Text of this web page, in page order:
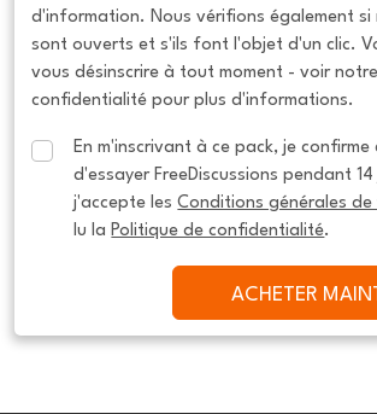
d'information. Nous vérifions également si
sont ouverts et s'ils font l'objet d'un clic.
vous désinscrire à tout moment - voir
confidentialité pour plus d'informations.
En m'inscrivant à ce pack, je
d'essayer FreeDiscussions pendant
j'accepte les Conditions générales de
lu la Politique de confidentialité.
ACHETER